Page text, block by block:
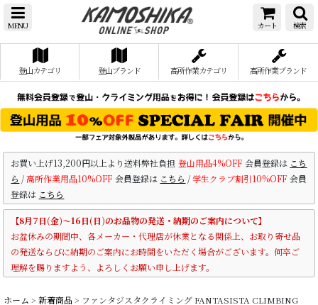
MENU カート 検索
登山カテゴリ 登山ブランド 高所作業カテゴリ 高所作業ブランド
お買い上げ13,200円以上より送料弊社負担 登山用品4%OFF 会員登録は こち
ら /高所作業用品10%OFF 会員登録は こちら /学生クラブ割引10%OFF 会員
登録は こちら
【8月7日(金)～16日(日)のお品物の発送・納期のご案内について】
お盆休みの期間中、各メーカー・代理店が休業となる関係上、お取り寄せ品
の発送ならびに納期のご案内にお時間をいただく場合がございます。何卒ご
理解を賜りますよう、よろしくお願い申し上げます。
ホーム > 新着商品> ファンタジスタクライミング FANTASISTA CLIMBING